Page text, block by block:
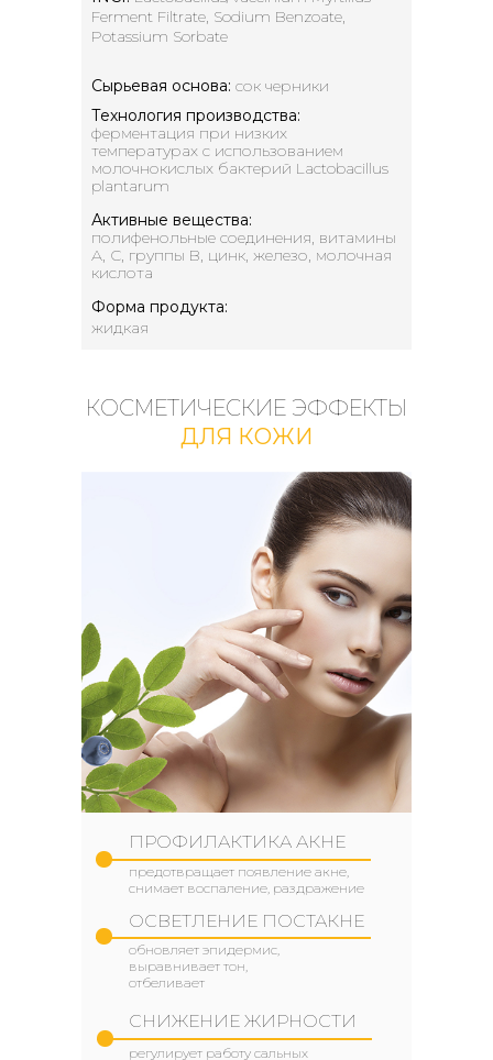
Ferment Filtrate, Sodium Benzoate,
Potassium Sorbate
Сырьевая основа: сок черники
Активные вещества:
полифенольные соединения, витамины
А, С, группы B, цинк, железо, молочная
кислота
Форма продукта:
жидкая
Технология производства:
ферментация при низких
температурах с использованием
молочнокислых бактерий Lactobacillus
plantarum
КОСМЕТИЧЕСКИЕ ЭФФЕКТЫ
ДЛЯ КОЖИ
ПРОФИЛАКТИКА АКНЕ
предотвращает появление акне,
снимает воспаление, раздражение
ОСВЕТЛЕНИЕ ПОСТАКНЕ
обновляет эпидермис,
выравнивает тон,
отбеливает
СНИЖЕНИЕ ЖИРНОСТИ
регулирует работу сальных